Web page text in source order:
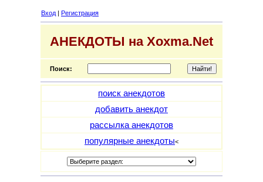
Вход | Регистрация
АНЕКДОТЫ на Xoxma.Net
Поиск:
поиск анекдотов
добавить анекдот
рассылка анекдотов
популярные анекдоты<